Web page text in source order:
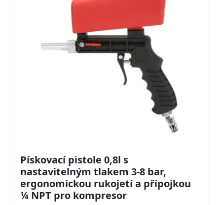
Pískovací pistole 0,8l s
nastavitelným tlakem 3-8 bar,
ergonomickou rukojetí a přípojkou
¼ NPT pro kompresor